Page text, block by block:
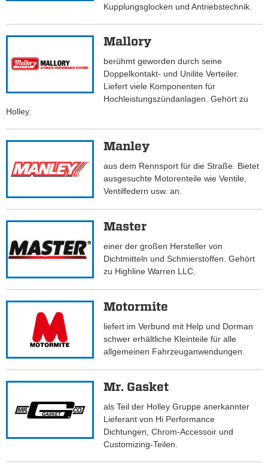
Kupplungsglocken und Antriebstechnik.
Mallory
berühmt geworden durch seine
Doppelkontakt- und Unilite Verteiler.
Liefert viele Komponenten für
Hochleistungszündanlagen. Gehört zu
Holley.
Manley
aus dem Rennsport für die Straße. Bietet
ausgesuchte Motorenteile wie Ventile,
Ventilfedern usw. an.
Master
einer der großen Hersteller von
Dichtmitteln und Schmierstoffen. Gehört
zu Highline Warren LLC.
Motormite
liefert im Verbund mit Help und Dorman
schwer erhältliche Kleinteile für alle
allgemeinen Fahrzeuganwendungen.
Mr. Gasket
als Teil der Holley Gruppe anerkannter
Lieferant von Hi Performance
Dichtungen, Chrom-Accessoir und
Customizing-Teilen.